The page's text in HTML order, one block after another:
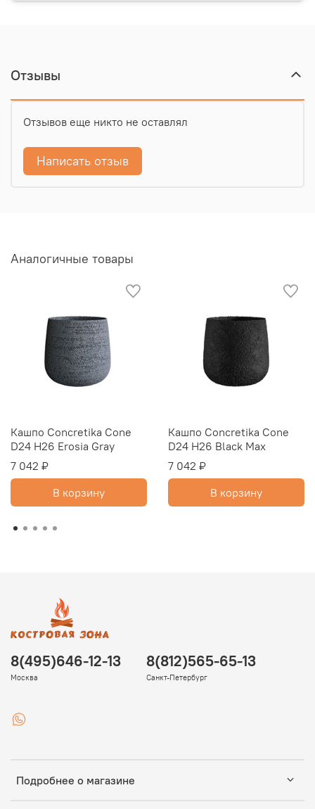
Отзывы
Отзывов еще никто не оставлял
Написать отзыв
Аналогичные товары
Кашпо Concretika Cone
D24 H26 Erosia Gray
7 042 ₽
В корзину
Кашпо Concretika Cone
D24 H26 Black Max
7 042 ₽
В корзину
Подробнее о магазине
8(495)646-12-13
Москва
8(812)565-65-13
Санкт-Петербург